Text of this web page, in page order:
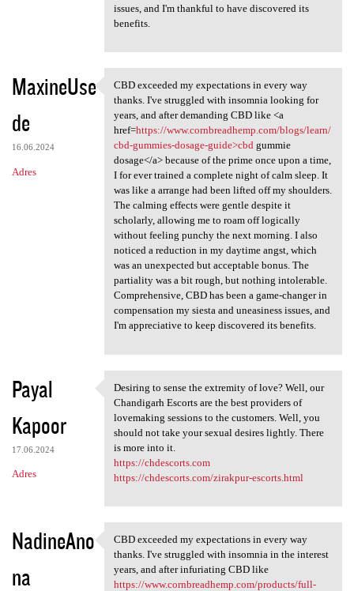
issues, and I'm thankful to have discovered its
benefits.
MaxineUse
de
16.06.2024
Adres
CBD exceeded my expectations
CBD exceeded my expectations in every way
thanks. I've struggled with insomnia looking for
years, and after demanding CBD like <a
href=https://www.cornbreadhemp.com/blogs/learn/
cbd-gummies-dosage-guide>cbdgummie
dosage</a> because of the prime once upon a time,
I for ever trained a complete night of calm sleep. It
was like a arrange had been lifted off my shoulders.
The calming effects were gentle despite it
scholarly, allowing me to roam off logically
without feeling punchy the next morning. I also
noticed a reduction in my daytime angst, which
was an unexpected but acceptable bonus. The
partiality was a bit rough, but nothing intolerable.
Comprehensive, CBD has been a game-changer in
compensation my siesta and uneasiness issues, and
I'm appreciative to keep discovered its benefits.
Payal
Kapoor
17.06.2024
Adres
Desiring to sense the
Desiring to sense the extremity of love? Well, our
Chandigarh Escorts are the best providers of
lovemaking sessions to the customers. Well, you
should not take your sexual desires lightly. There
is more into it.
https://chdescorts.com
https://chdescorts.com/zirakpur-escorts.html
NadineAno
na
CBD exceeded my expectations
CBD exceeded my expectations in every way
thanks. I've struggled with insomnia in the interest
years, and after infuriating CBD like
https://www.cornbreadhemp.com/products/full-